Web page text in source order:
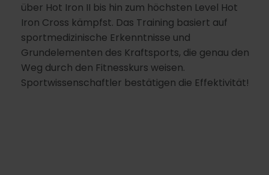
über Hot Iron II bis hin zum höchsten Level Hot
Iron Cross kämpfst. Das Training basiert auf
sportmedizinische Erkenntnisse und
Grundelementen des Kraftsports, die genau den
Weg durch den Fitnesskurs weisen.
Sportwissenschaftler bestätigen die Effektivität!